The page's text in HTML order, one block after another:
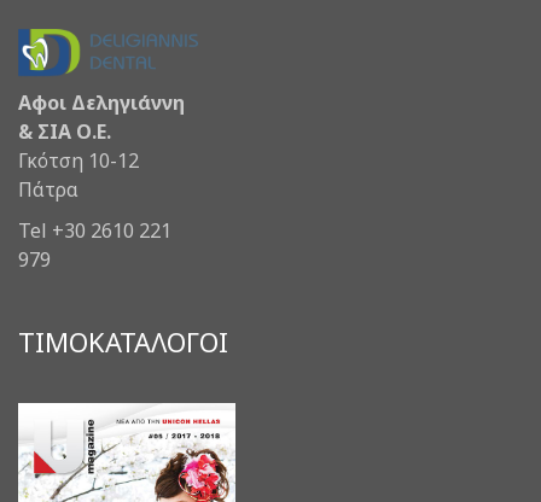
Αφοι Δεληγιάννη
& ΣΙΑ Ο.Ε.
Γκότση 10-12
Πάτρα
Tel +30 2610 221
979
ΤΙΜΟΚΑΤΑΛΟΓΟΙ